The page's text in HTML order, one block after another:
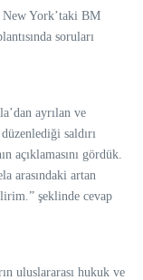
New York’taki BM
soruları
ayrılan ve
saldırı
açıklamasını gördük.
arasındaki artan
şeklinde cevap
uluslararası hukuk ve